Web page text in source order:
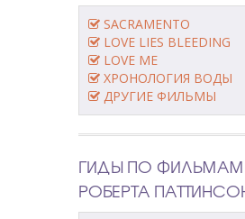
SACRAMENTO
LOVE LIES BLEEDING
LOVE ME
ХРОНОЛОГИЯ ВОДЫ
ДРУГИЕ ФИЛЬМЫ
ГИДЫ ПО ФИЛЬМАМ
РОБЕРТА